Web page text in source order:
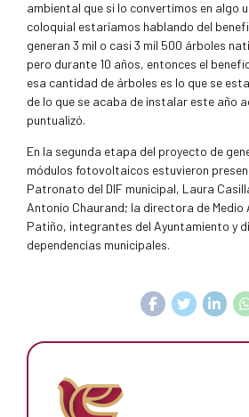
ambiental que si lo convertimos en algo
coloquial estaríamos hablando del
generan 3 mil o casi 3 mil 500 árboles
pero durante 10 años, entonces el
esa cantidad de árboles es lo que se
de lo que se acaba de instalar este año
puntualizó.
En la segunda etapa del proyecto de
módulos fotovoltaicos estuvieron
Patronato del DIF municipal, Laura
Antonio Chaurand; la directora de Medio
Patiño, integrantes del Ayuntamiento y
dependencias municipales.